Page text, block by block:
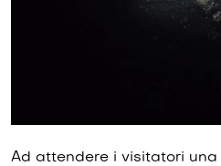
Ad attendere i visitatori una